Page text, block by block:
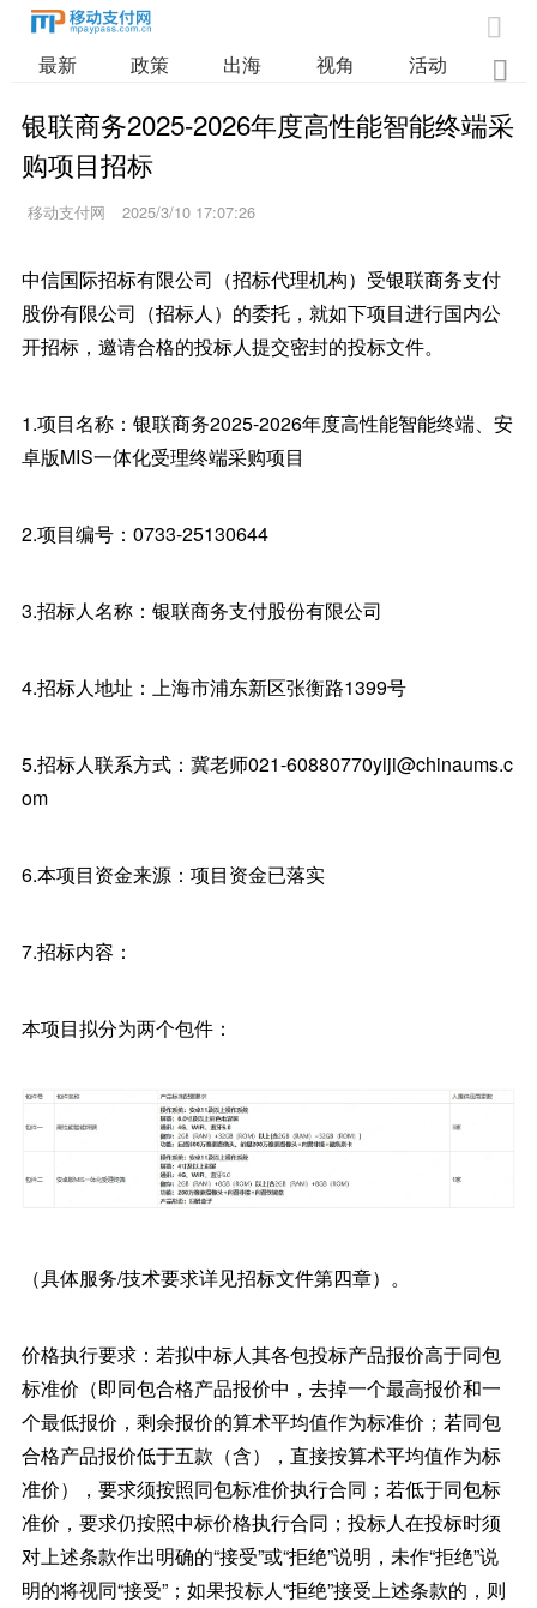

最新 政策 出海 视角 活动 业

银联商务2025-2026年度高性能智能终端采
购项目招标
移动支付网 2025/3/10 17:07:26
中信国际招标有限公司（招标代理机构）受银联商务支付
股份有限公司（招标人）的委托，就如下项目进行国内公
开招标，邀请合格的投标人提交密封的投标文件。
1.项目名称：银联商务2025-2026年度高性能智能终端、安
卓版MIS一体化受理终端采购项目
2.项目编号：0733-25130644
3.招标人名称：银联商务支付股份有限公司
4.招标人地址：上海市浦东新区张衡路1399号
5.招标人联系方式：冀老师021-60880770yiji@chinaums.c
om
6.本项目资金来源：项目资金已落实
7.招标内容：
本项目拟分为两个包件：
（具体服务/技术要求详见招标文件第四章）。
价格执行要求：若拟中标人其各包投标产品报价高于同包
标准价（即同包合格产品报价中，去掉一个最高报价和一
个最低报价，剩余报价的算术平均值作为标准价；若同包
合格产品报价低于五款（含），直接按算术平均值作为标
准价），要求须按照同包标准价执行合同；若低于同包标
准价，要求仍按照中标价格执行合同；投标人在投标时须
对上述条款作出明确的“接受”或“拒绝”说明，未作“拒绝”说
明的将视同“接受”；如果投标人“拒绝”接受上述条款的，则